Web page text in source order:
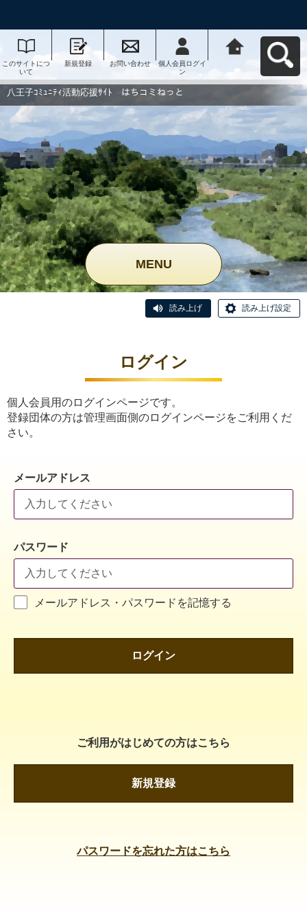
このサイトにつ
いて
新規登録 お問い合わせ
個人会員ログイ
ン
動応援ｻｲﾄ はち
コミねっとへ戻
八王子ｺﾐｭﾆﾃｨ活動応援ｻｲﾄ はちコミねっと
MENU
読み上げ 読み上げ設定
ログイン
個人会員用のログインページです。
登録団体の方は管理画面側のログインページをご利用くだ
さい。
メールアドレス
パスワード
メールアドレス・パスワードを記憶する
ログイン
ご利用がはじめての方はこちら
新規登録
パスワードを忘れた方はこちら